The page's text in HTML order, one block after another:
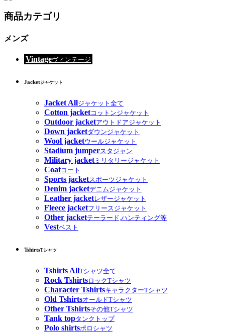
商品カテゴリ
メンズ
Vintageヴィンテージ
Jacketジャケット
Jacket Allジャケット全て
Cotton jacketコットンジャケット
Outdoor jacketアウトドアジャケット
Down jacketダウンジャケット
Wool jacketウールジャケット
Stadium jumperスタジャン
Military jacketミリタリージャケット
Coatコート
Sports jacketスポーツジャケット
Denim jacketデニムジャケット
Leather jacketレザージャケット
Fleece jacketフリースジャケット
Other jacketテーラード,ハンティング等
Vestベスト
TshirtsTシャツ
Tshirts AllTシャツ全て
Rock TshirtsロックTシャツ
Character TshirtsキャラクターTシャツ
Old TshirtsオールドTシャツ
Other Tshirtsその他Tシャツ
Tank topタンクトップ
Polo shirtsポロシャツ